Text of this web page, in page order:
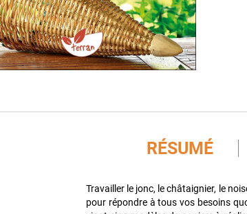
RÉSUMÉ
Travailler le jonc, le châtaignier, le
pour répondre à tous vos besoins